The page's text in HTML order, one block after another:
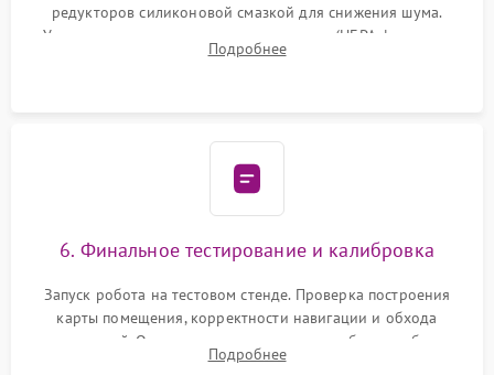
редукторов силиконовой смазкой для снижения шума.
Установка новых расходных материалов (HEPA-фильтров,
микрофибры, щеток). Надежная фиксация разъемов и
Подробнее
6. Финальное тестирование и калибровка
Запуск робота на тестовом стенде. Проверка построения
карты помещения, корректности навигации и обхода
препятствий. Оценка силы всасывания и работы турбины.
Тестирование автоматического возврата на док-станцию и
Подробнее